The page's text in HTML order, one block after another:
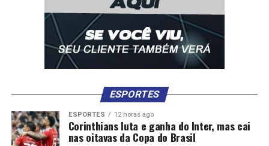
ESPORTES
ESPORTES 12 horas ago
Corinthians luta e ganha do Inter, mas cai
nas oitavas da Copa do Brasil